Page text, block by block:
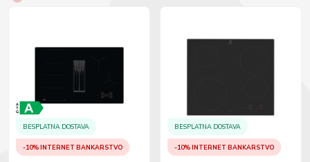
BESPLATNA DOSTAVA
-10% INTERNET BANKARSTVO
BESPLATNA DOSTAVA
-10% INTERNET BANKARSTVO